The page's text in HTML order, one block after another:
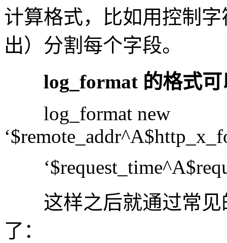
计算格式，比如用控制
出）分割每个字段。
log_format 的格式
log_format new
这样之后就通过常见
了：